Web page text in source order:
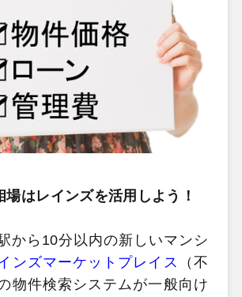
場はレインズを活用しよう！
から10分以内の新しいマンシ
ンズマーケットプレイス
（不
物件検索システムが一般向け